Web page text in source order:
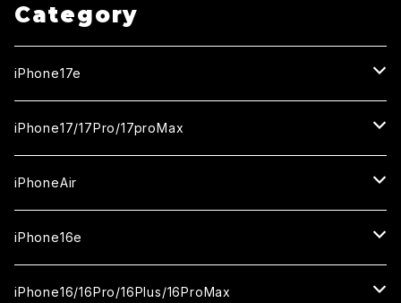
Category
iPhone17e
ガラスフィルム
セラミックフィルム
カメラ用フィルム
iPhone17/17Pro/17proMax
iPhone17
ガラスフィルム
セラミックフィルム
iPhone17Pro
ガラスフィルム
iPhone17proMax
iPhoneAir
ガラスフィルム
セラミックフィルム
iPhone16e
ガラスフィルム
iPhone16/16Pro/16Plus/16ProMax